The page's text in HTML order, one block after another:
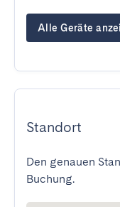
Alle Geräte
Standort
Den genauen
Buchung.